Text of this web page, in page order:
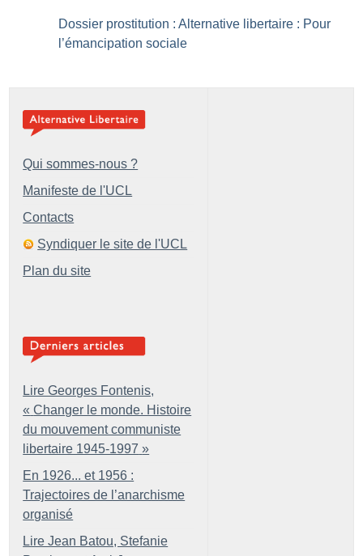
Dossier prostitution : Alternative libertaire : Pour
l’émancipation sociale
Qui sommes-nous ?
Manifeste de l'UCL
Contacts
Syndiquer le site de l'UCL
Plan du site
Lire Georges Fontenis,
« Changer le monde. Histoire
du mouvement communiste
libertaire 1945-1997 »
En 1926... et 1956 :
Trajectoires de l’anarchisme
organisé
Lire Jean Batou, Stefanie